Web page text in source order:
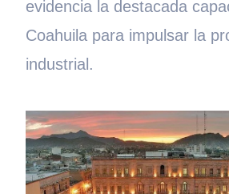
evidencia la destacada
Coahuila para impulsar la
industrial.